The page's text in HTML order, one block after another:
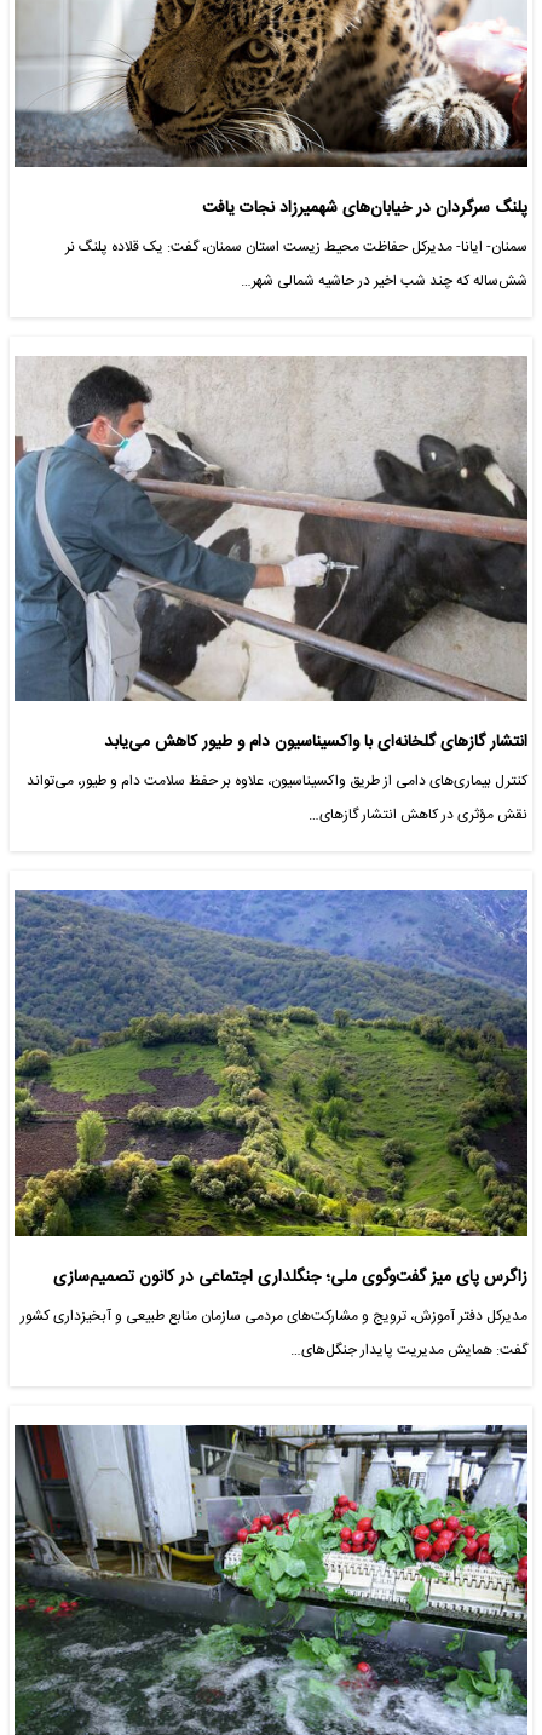
پلنگ سرگردان در خیابان‌های شهمیرزاد نجات یافت
سمنان- ایانا- مدیرکل حفاظت محیط زیست استان سمنان، گفت: یک قلاده پلنگ نر
شش‌ساله که چند شب اخیر در حاشیه شمالی شهر…
انتشار گازهای گلخانه‌ای با واکسیناسیون دام و طیور کاهش می‌یابد
کنترل بیماری‌های دامی از طریق واکسیناسیون، علاوه بر حفظ سلامت دام و طیور، می‌تواند
نقش مؤثری در کاهش انتشار گازهای…
زاگرس پای میز گفت‌وگوی ملی؛ جنگلداری اجتماعی در کانون تصمیم‌سازی
مدیرکل دفتر آموزش، ترویج و مشارکت‌های مردمی سازمان منابع طبیعی و آبخیزداری کشور
گفت: همایش مدیریت پایدار جنگل‌های…